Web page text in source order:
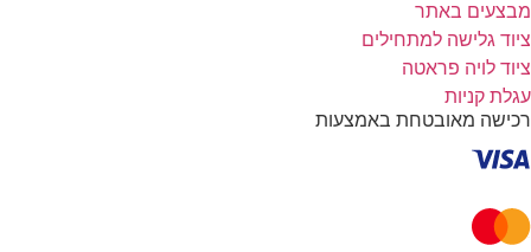
מבצעים באתר
ציוד גלישה למתחילים
ציוד לויה פראטה
עגלת קניות
רכישה מאובטחת באמצעות